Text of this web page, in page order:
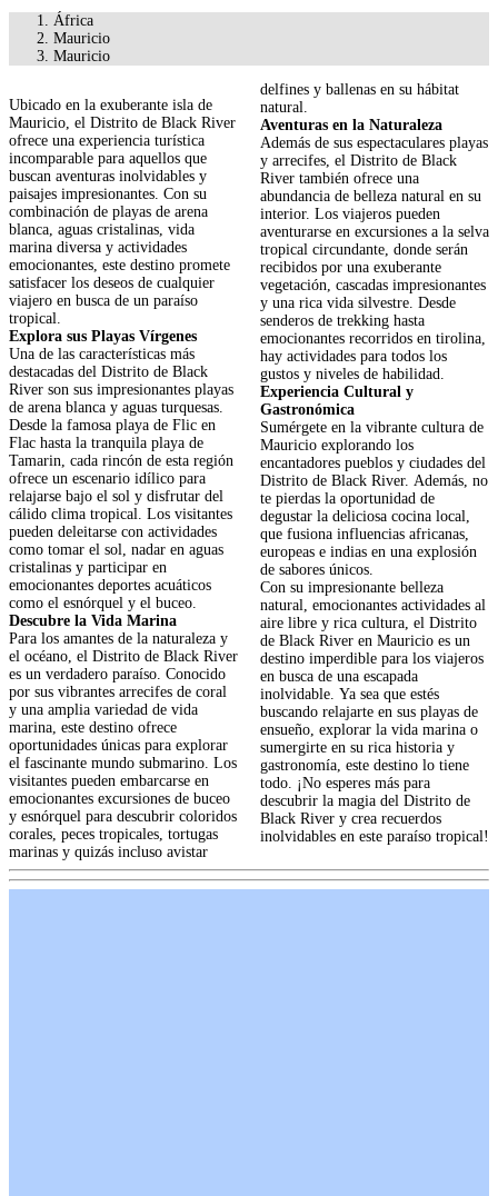
África
Mauricio
Mauricio
Ubicado en la exuberante isla de
Mauricio, el Distrito de Black River
ofrece una experiencia turística
incomparable para aquellos que
buscan aventuras inolvidables y
paisajes impresionantes. Con su
combinación de playas de arena
blanca, aguas cristalinas, vida
marina diversa y actividades
emocionantes, este destino promete
satisfacer los deseos de cualquier
viajero en busca de un paraíso
tropical.
Explora sus Playas Vírgenes
Una de las características más
destacadas del Distrito de Black
River son sus impresionantes playas
de arena blanca y aguas turquesas.
Desde la famosa playa de Flic en
Flac hasta la tranquila playa de
Tamarin, cada rincón de esta región
ofrece un escenario idílico para
relajarse bajo el sol y disfrutar del
cálido clima tropical. Los visitantes
pueden deleitarse con actividades
como tomar el sol, nadar en aguas
cristalinas y participar en
emocionantes deportes acuáticos
como el esnórquel y el buceo.
Descubre la Vida Marina
Para los amantes de la naturaleza y
el océano, el Distrito de Black River
es un verdadero paraíso. Conocido
por sus vibrantes arrecifes de coral
y una amplia variedad de vida
marina, este destino ofrece
oportunidades únicas para explorar
el fascinante mundo submarino. Los
visitantes pueden embarcarse en
emocionantes excursiones de buceo
y esnórquel para descubrir coloridos
corales, peces tropicales, tortugas
marinas y quizás incluso avistar
delfines y ballenas en su hábitat
natural.
Aventuras en la Naturaleza
Además de sus espectaculares playas
y arrecifes, el Distrito de Black
River también ofrece una
abundancia de belleza natural en su
interior. Los viajeros pueden
aventurarse en excursiones a la selva
tropical circundante, donde serán
recibidos por una exuberante
vegetación, cascadas impresionantes
y una rica vida silvestre. Desde
senderos de trekking hasta
emocionantes recorridos en tirolina,
hay actividades para todos los
gustos y niveles de habilidad.
Experiencia Cultural y
Gastronómica
Sumérgete en la vibrante cultura de
Mauricio explorando los
encantadores pueblos y ciudades del
Distrito de Black River. Además, no
te pierdas la oportunidad de
degustar la deliciosa cocina local,
que fusiona influencias africanas,
europeas e indias en una explosión
de sabores únicos.
Con su impresionante belleza
natural, emocionantes actividades al
aire libre y rica cultura, el Distrito
de Black River en Mauricio es un
destino imperdible para los viajeros
en busca de una escapada
inolvidable. Ya sea que estés
buscando relajarte en sus playas de
ensueño, explorar la vida marina o
sumergirte en su rica historia y
gastronomía, este destino lo tiene
todo. ¡No esperes más para
descubrir la magia del Distrito de
Black River y crea recuerdos
inolvidables en este paraíso tropical!